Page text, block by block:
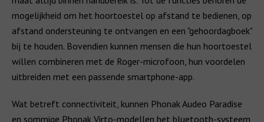
mogelijkheid om het hoortoestel op afstand te bedienen, op
afstand ondersteuning te ontvangen en een "gehoordagboek"
bij te houden. Bovendien kunnen mensen die hun hoortoestel
willen combineren met de Roger-microfoon, hun voordelen
uitbreiden met een passende smartphone-app.
Wat betreft connectiviteit, kunnen Phonak Audeo Paradise
en sommige Phonak Virto-modellen het bluetooth-systeem